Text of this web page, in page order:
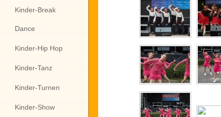
Kinder-Break
Dance
Kinder-Hip Hop
Kinder-Tanz
Kinder-Turnen
Kinder-Show